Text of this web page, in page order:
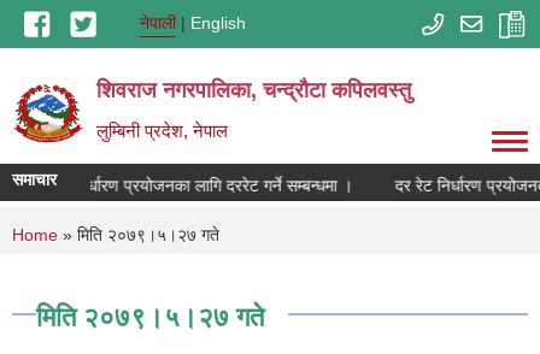
Skip to main contentनेपाली English
शिवराज नगरपालिका, चन्द्राैटा कपिलवस्तु
लुम्बिनी प्रदेश, नेपाल
समाचार
दर रेट निर्धारण प्रयोजनका लागि दररेट गर्ने सम्बन्धमा । दर रेट निर्धारण
You are here
Home » मिति २०७९।५।२७ गते
मिति २०७९।५।२७ गते